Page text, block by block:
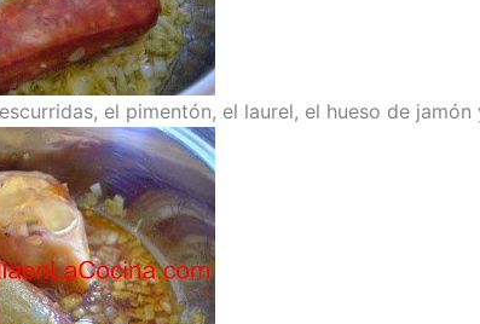
el pimentón, el laurel, el hueso de jamón